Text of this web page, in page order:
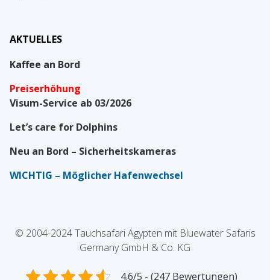
AKTUELLES
Kaffee an Bord
Preiserhöhung
Visum-Service ab 03/2026
Let’s care for Dolphins
Neu an Bord – Sicherheitskameras
WICHTIG – Möglicher Hafenwechsel
© 2004-2024 Tauchsafari Ägypten mit Bluewater Safaris
Germany GmbH & Co. KG
4.6/5 - (247 Bewertungen)